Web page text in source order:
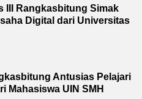
III Rangkasbitung Simak
Digital dari Universitas
Antusias Pelajari
Mahasiswa UIN SMH